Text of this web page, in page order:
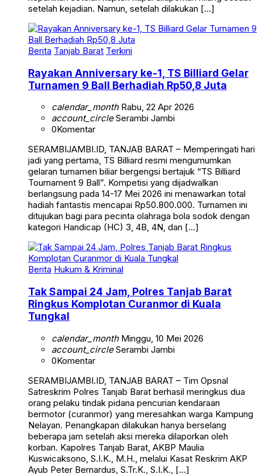
setelah kejadian. Namun, setelah dilakukan […]
Berita Tanjab Barat Terkini
Rayakan Anniversary ke-1, TS Billiard Gelar
Turnamen 9 Ball Berhadiah Rp50,8 Juta
calendar_monthRabu, 22 Apr 2026
account_circleSerambi Jambi
0Komentar
SERAMBIJAMBI.ID, TANJAB BARAT – Memperingati hari
jadi yang pertama, TS Billiard resmi mengumumkan
gelaran turnamen biliar bergengsi bertajuk “TS Billiard
Tournament 9 Ball”. Kompetisi yang dijadwalkan
berlangsung pada 14-17 Mei 2026 ini menawarkan total
hadiah fantastis mencapai Rp50.800.000. Turnamen ini
ditujukan bagi para pecinta olahraga bola sodok dengan
kategori Handicap (HC) 3, 4B, 4N, dan […]
Berita Hukum & Kriminal
Tak Sampai 24 Jam, Polres Tanjab Barat
Ringkus Komplotan Curanmor di Kuala
Tungkal
calendar_monthMinggu, 10 Mei 2026
account_circleSerambi Jambi
0Komentar
SERAMBIJAMBI.ID, TANJAB BARAT – Tim Opsnal
Satreskrim Polres Tanjab Barat berhasil meringkus dua
orang pelaku tindak pidana pencurian kendaraan
bermotor (curanmor) yang meresahkan warga Kampung
Nelayan. Penangkapan dilakukan hanya berselang
beberapa jam setelah aksi mereka dilaporkan oleh
korban. Kapolres Tanjab Barat, AKBP Maulia
Kuswicaksono, S.I.K., M.H., melalui Kasat Reskrim AKP
Ayub Peter Bernardus, S.Tr.K., S.I.K., […]